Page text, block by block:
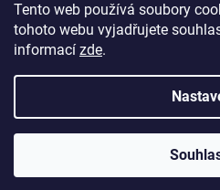
Tento web používá soubory
tohoto webu vyjadřujete
informací zde.
Bandurka.cz .